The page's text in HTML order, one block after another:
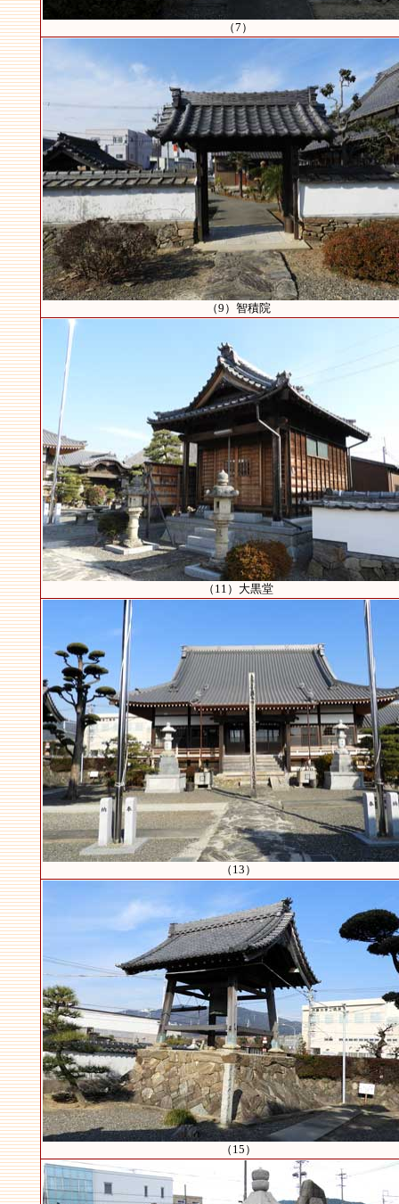
（7）
（9）智積院
（11）大黒堂
（13）
（15）